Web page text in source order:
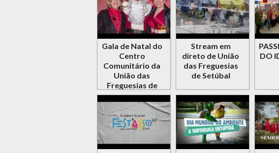
Gala de Natal do
Centro
Comunitário da
União das
Freguesias de
Setúbal 2022
Stream em
direto de União
das Freguesias
de Setúbal
DO